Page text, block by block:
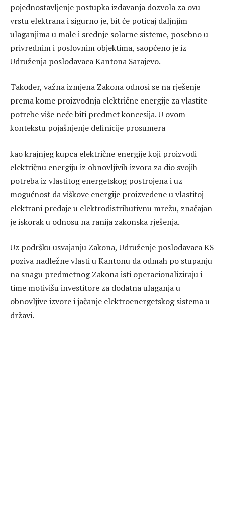
pojednostavljenje postupka izdavanja dozvola za ovu
vrstu elektrana i sigurno je, bit će poticaj daljnjim
ulaganjima u male i srednje solarne sisteme, posebno u
privrednim i poslovnim objektima, saopćeno je iz
Udruženja poslodavaca Kantona Sarajevo.
Također, važna izmjena Zakona odnosi se na rješenje
prema kome proizvodnja električne energije za vlastite
potrebe više neće biti predmet koncesija. U ovom
kontekstu pojašnjenje definicije prosumera
kao krajnjeg kupca električne energije koji proizvodi
električnu energiju iz obnovljivih izvora za dio svojih
potreba iz vlastitog energetskog postrojena i uz
mogućnost da viškove energije proizvedene u vlastitoj
elektrani predaje u elektrodistributivnu mrežu, značajan
je iskorak u odnosu na ranija zakonska rješenja.
Uz podršku usvajanju Zakona, Udruženje poslodavaca KS
poziva nadležne vlasti u Kantonu da odmah po stupanju
na snagu predmetnog Zakona isti operacionaliziraju i
time motivišu investitore za dodatna ulaganja u
obnovljive izvore i jačanje elektroenergetskog sistema u
državi.